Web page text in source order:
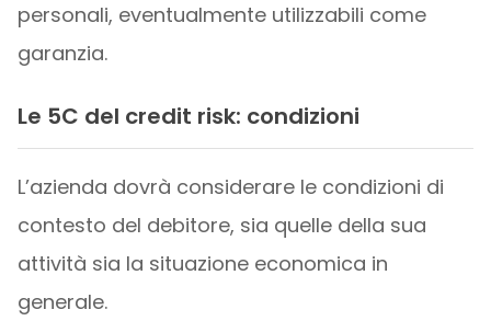
personali, eventualmente utilizzabili come
garanzia.
Le 5C del credit risk: condizioni
L’azienda dovrà considerare le condizioni di
contesto del debitore, sia quelle della sua
attività sia la situazione economica in
generale.